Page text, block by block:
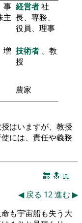
事
主
経営者社
長、専務、
役員、理事
増 技術者 、教
授
農家
はいますが、教授
には、責任や義務
🔚 🔝 📖
◀ 戻る 12進む ▶
も宇宙船も失う大